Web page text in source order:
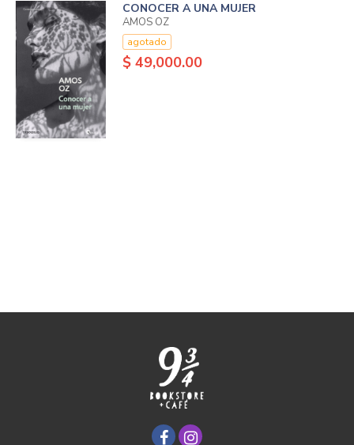
CONOCER A UNA MUJER
AMOS OZ
agotado
$ 49,000.00